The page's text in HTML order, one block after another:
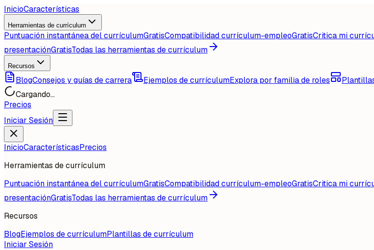
InicioCaracterísticas
Herramientas de currículum
Puntuación instantánea del currículumGratisCompatibilidad currículum-empleoGratisCritica mi
presentaciónGratisTodas las herramientas de currículum
Recursos
BlogConsejos y guías de carrera Ejemplos de currículumExplora por familia de roles
Cargando...
Precios
Iniciar Sesión
InicioCaracterísticasPrecios
Herramientas de currículum
Puntuación instantánea del currículumGratisCompatibilidad currículum-empleoGratisCritica mi
presentaciónGratisTodas las herramientas de currículum
Recursos
BlogEjemplos de currículumPlantillas de currículum
Iniciar Sesión